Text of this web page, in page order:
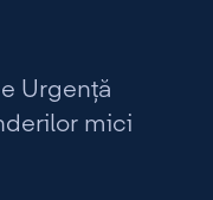
Urgență
mici